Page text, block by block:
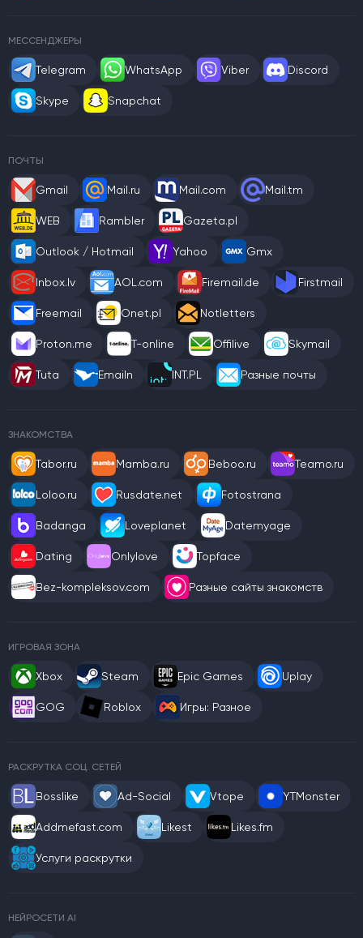
МЕССЕНДЖЕРЫ
Telegram WhatsApp Viber Discord
Skype Snapchat
ПОЧТЫ
Gmail Mail.ru Mail.com Mail.tm
WEB Rambler Gazeta.pl
Outlook / Hotmail Yahoo Gmx
Inbox.lv AOL.com Firemail.de Firstmail
Freemail Onet.pl Notletters
Proton.me T-online Offilive Skymail
Tuta Emailn INT.PL Разные почты
ЗНАКОМСТВА
Tabor.ru Mamba.ru Beboo.ru Teamo.ru
Loloo.ru Rusdate.net Fotostrana
Badanga Loveplanet Datemyage
Dating Onlylove Topface
Bez-kompleksov.com Разные сайты знакомств
ИГРОВАЯ ЗОНА
Xbox Steam Epic Games Uplay
GOG Roblox Игры: Разное
РАСКРУТКА СОЦ. СЕТЕЙ
Bosslike Ad-Social Vtope YTMonster
Addmefast.com Likest Likes.fm
Услуги раскрутки
НЕЙРОСЕТИ AI